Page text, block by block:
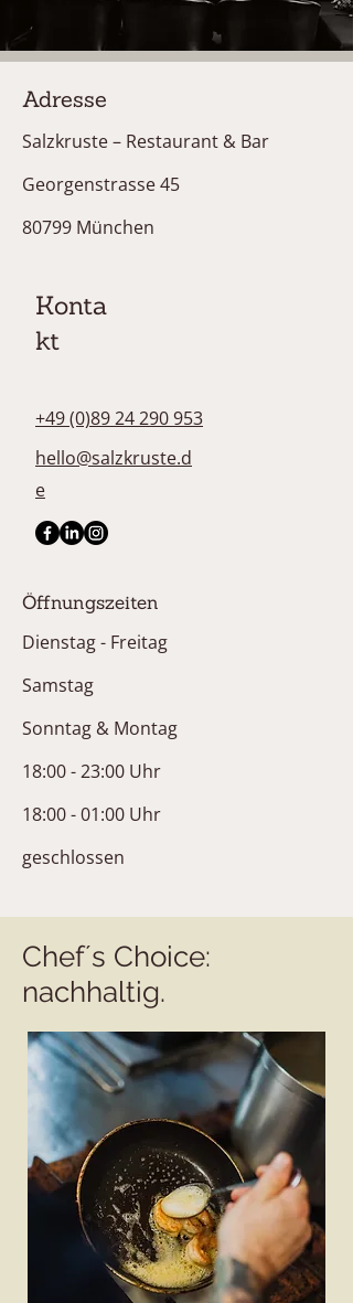
Adresse
Salzkruste – Restaurant & Bar
Georgenstrasse 45
80799 München
Konta
kt
+49 (0)89 24 290 953
hello@salzkruste.d
e
Öffnungszeiten
Dienstag - Freitag
Samstag
Sonntag & Montag
18:00 - 23:00 Uhr
18:00 - 01:00 Uhr
geschlossen
Chef´s Choice:
nachhaltig.